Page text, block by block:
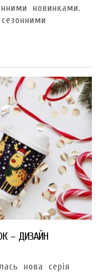
новинками.
– ДИЗАЙН
нова серія